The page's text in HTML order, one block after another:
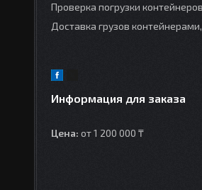
Проверка погрузки
Доставка грузов
Информация для заказа
Цена: от 1 200 000 ₸